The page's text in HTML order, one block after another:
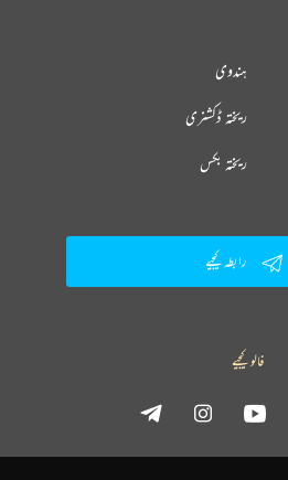
ہندوی
ریختہ ڈکشنری
ریختہ بکس
رابطہ کیجیے
فالو کیجیے